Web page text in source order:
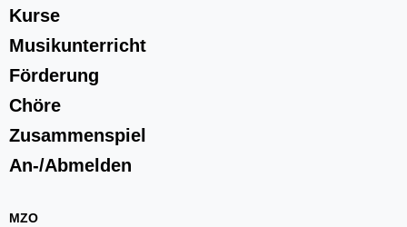
Über uns
Administratives
MZO Bühne
MZO in der Volksschule
Kurse
Musikunterricht
Förderung
Chöre
Zusammenspiel
An-/Abmelden
MZO